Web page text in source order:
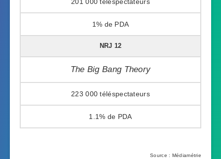
1%
NRJ 12
The Big Bang Theory
223 000
1.1%
Source : Médiamétrie